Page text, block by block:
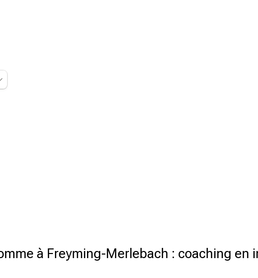
à Freyming-Merlebach : coaching en